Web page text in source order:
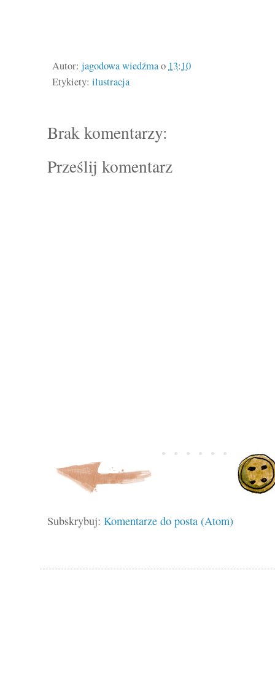
Autor: jagodowa wiedźmao13:10
Etykiety: ilustracja
Brak komentarzy:
Prześlij komentarz
Subskrybuj: Komentarze do posta (Atom)